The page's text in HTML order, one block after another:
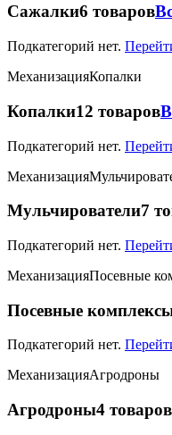
Сажалки6 товаров
Подкатегорий нет.
МеханизацияКопалки
Копалки12 товаров
Подкатегорий нет.
Механизация
Мульчирователи7
Подкатегорий нет.
МеханизацияПосевные
Посевные
Подкатегорий нет.
МеханизацияАгродроны
Агродроны4 товаров